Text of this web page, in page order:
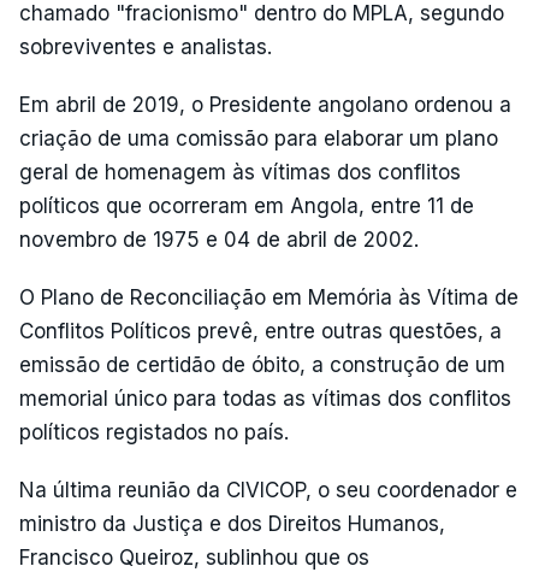
chamado "fracionismo" dentro do MPLA, segundo
sobreviventes e analistas.
Em abril de 2019, o Presidente angolano ordenou a
criação de uma comissão para elaborar um plano
geral de homenagem às vítimas dos conflitos
políticos que ocorreram em Angola, entre 11 de
novembro de 1975 e 04 de abril de 2002.
O Plano de Reconciliação em Memória às Vítima de
Conflitos Políticos prevê, entre outras questões, a
emissão de certidão de óbito, a construção de um
memorial único para todas as vítimas dos conflitos
políticos registados no país.
Na última reunião da CIVICOP, o seu coordenador e
ministro da Justiça e dos Direitos Humanos,
Francisco Queiroz, sublinhou que os